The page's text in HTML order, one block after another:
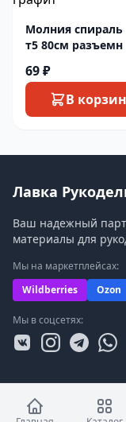
Молния спираль
т5 80см разъемн
69 ₽
В
Лавка
Ваш надежный
материалы для
Мы на маркетплейсах:
Wildberries
Ozon
Мы в соцсетях: